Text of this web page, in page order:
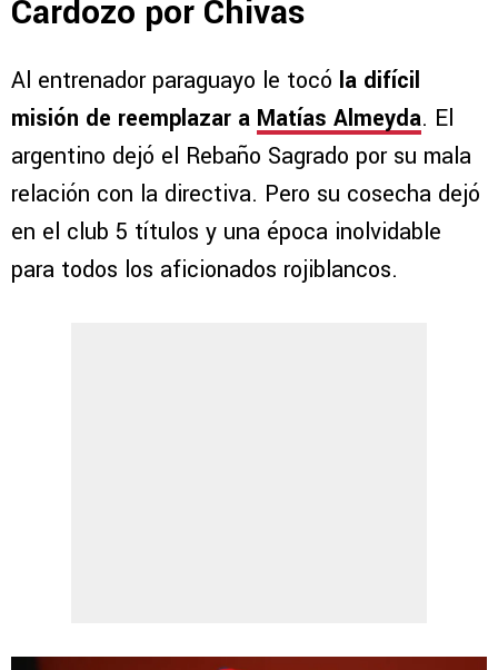
Cardozo por Chivas
Al entrenador paraguayo le tocó la difícil
misión de reemplazar a Matías Almeyda. El
argentino dejó el Rebaño Sagrado por su mala
relación con la directiva. Pero su cosecha dejó
en el club 5 títulos y una época inolvidable
para todos los aficionados rojiblancos.